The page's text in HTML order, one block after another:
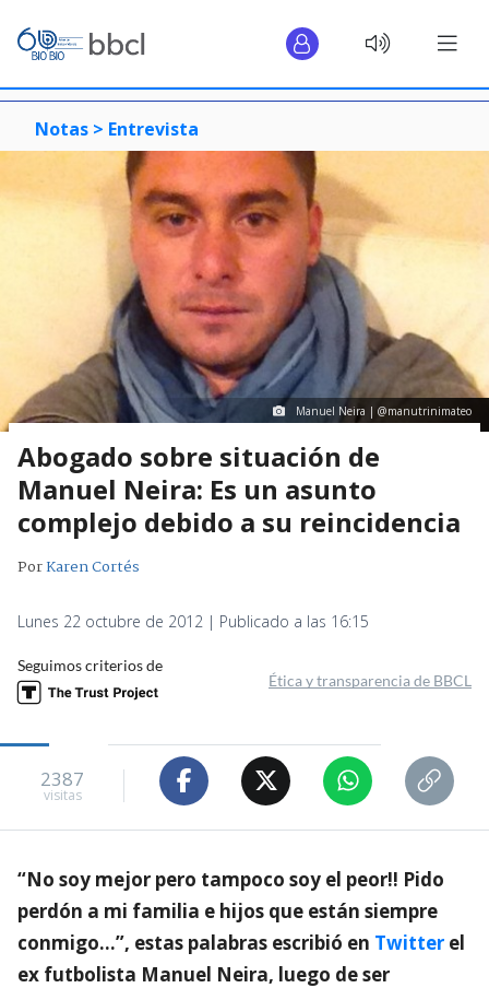
Notas > Entrevista
Manuel Neira | @manutrinimateo
Abogado sobre situación de
Manuel Neira: Es un asunto
complejo debido a su reincidencia
PorKaren Cortés
Lunes 22 octubre de 2012 | Publicado a las 16:15
Seguimos criterios de
Ética y transparencia de BBCL
2387
visitas
“No soy mejor pero tampoco soy el peor!! Pido
perdón a mi familia e hijos que están siempre
conmigo…”, estas palabras escribió en Twitter el
ex futbolista Manuel Neira, luego de ser